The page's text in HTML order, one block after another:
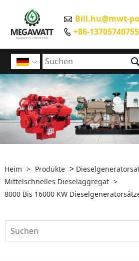
 Bill.hu@mwt-
 +86-13705740755
 
Heim > Produkte >
Mittelschnelles Dieselaggregat >
8000 Bis 16000 KW